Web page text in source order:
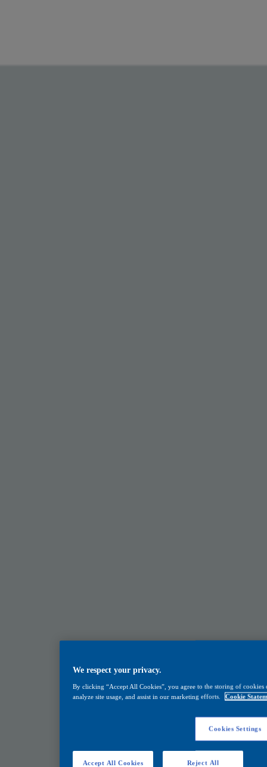
We respect your privacy.
By clicking “Accept All Cookies”, you agree to the storing of
analyze site usage, and assist in our marketing efforts.
Cookie
Cookies Settings
Reject All
Accept All Cookies